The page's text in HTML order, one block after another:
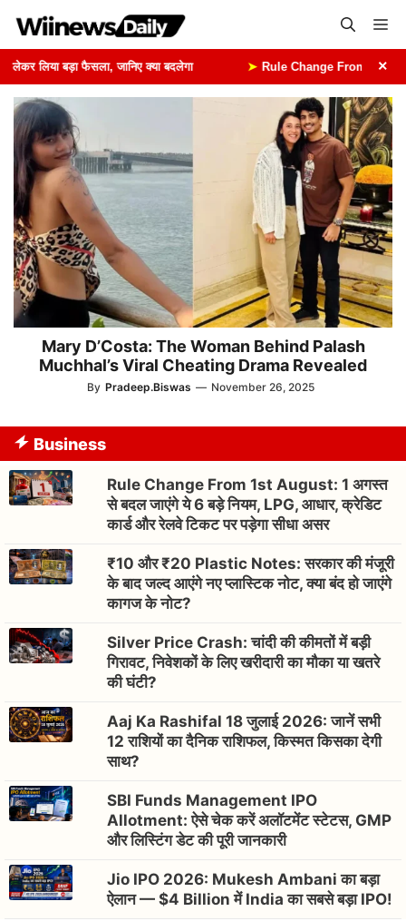
content
लिया बड़ा फैसला, जानिए क्या बदलेगा Rule Change From 1st ×
Mary D’Costa: The Woman Behind Palash
Muchhal’s Viral Cheating Drama Revealed
By Pradeep.Biswas — November 26, 2025
Business
Rule Change From 1st August: 1 अगस्त
से बदल जाएंगे ये 6 बड़े नियम, LPG, आधार, क्रेडिट
कार्ड और रेलवे टिकट पर पड़ेगा सीधा असर
₹10 और ₹20 Plastic Notes: सरकार की मंजूरी
के बाद जल्द आएंगे नए प्लास्टिक नोट, क्या बंद हो जाएंगे
कागज के नोट?
Silver Price Crash: चांदी की कीमतों में बड़ी
गिरावट, निवेशकों के लिए खरीदारी का मौका या खतरे
की घंटी?
Aaj Ka Rashifal 18 जुलाई 2026: जानें सभी
12 राशियों का दैनिक राशिफल, किस्मत किसका देगी
साथ?
SBI Funds Management IPO
Allotment: ऐसे चेक करें अलॉटमेंट स्टेटस, GMP
और लिस्टिंग डेट की पूरी जानकारी
Jio IPO 2026: Mukesh Ambani का बड़ा
ऐलान — $4 Billion में India का सबसे बड़ा IPO!